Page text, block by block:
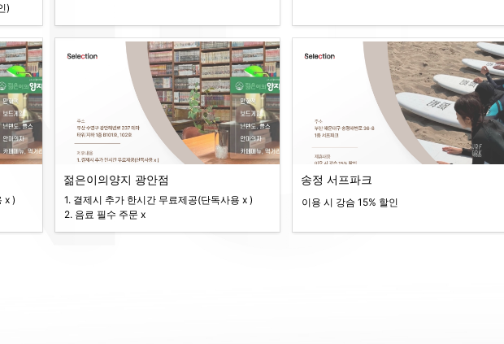
)
x )
젊은이의양지 광안점
1. 결제시 추가 한시간 무료제공(단독사용 x )
2. 음료 필수 주문 x
송정 서프파크
이용 시 강슴 15% 할인